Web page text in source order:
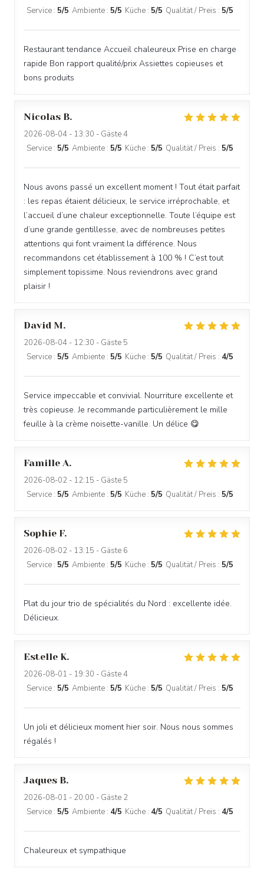
Service : 5/5 Ambiente : 5/5 Küche : 5/5 Qualität / Preis : 5/5
Restaurant tendance Accueil chaleureux Prise en charge
rapide Bon rapport qualité/prix Assiettes copieuses et
bons produits
Nicolas B
2026-08-04 - 13:30 - Gäste 4
Service : 5/5 Ambiente : 5/5 Küche : 5/5 Qualität / Preis : 5/5
Nous avons passé un excellent moment ! Tout était parfait
: les repas étaient délicieux, le service irréprochable, et
l’accueil d’une chaleur exceptionnelle. Toute l’équipe est
d’une grande gentillesse, avec de nombreuses petites
attentions qui font vraiment la différence. Nous
recommandons cet établissement à 100 % ! C’est tout
simplement topissime. Nous reviendrons avec grand
plaisir !
David M
2026-08-04 - 12:30 - Gäste 5
Service : 5/5 Ambiente : 5/5 Küche : 5/5 Qualität / Preis : 4/5
Service impeccable et convivial. Nourriture excellente et
très copieuse. Je recommande particulièrement le mille
feuille à la crème noisette-vanille. Un délice 😋
Famille A
2026-08-02 - 12:15 - Gäste 5
Service : 5/5 Ambiente : 5/5 Küche : 5/5 Qualität / Preis : 5/5
Sophie F
2026-08-02 - 13:15 - Gäste 6
Service : 5/5 Ambiente : 5/5 Küche : 5/5 Qualität / Preis : 5/5
Plat du jour trio de spécialités du Nord : excellente idée.
Délicieux.
Estelle K
2026-08-01 - 19:30 - Gäste 4
Service : 5/5 Ambiente : 5/5 Küche : 5/5 Qualität / Preis : 5/5
Un joli et délicieux moment hier soir. Nous nous sommes
régalés !
Jaques B
2026-08-01 - 20:00 - Gäste 2
Service : 5/5 Ambiente : 4/5 Küche : 4/5 Qualität / Preis : 4/5
Chaleureux et sympathique